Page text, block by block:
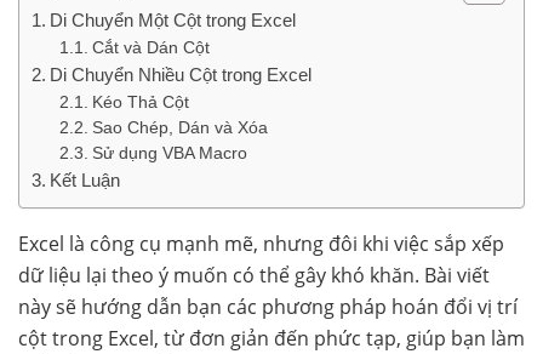
Di Chuyển Một Cột trong Excel
Cắt và Dán Cột
Di Chuyển Nhiều Cột trong Excel
Kéo Thả Cột
Sao Chép, Dán và Xóa
Sử dụng VBA Macro
Kết Luận
Excel là công cụ mạnh mẽ, nhưng đôi khi việc sắp xếp
dữ liệu lại theo ý muốn có thể gây khó khăn. Bài viết
này sẽ hướng dẫn bạn các phương pháp hoán đổi vị trí
cột trong Excel, từ đơn giản đến phức tạp, giúp bạn làm